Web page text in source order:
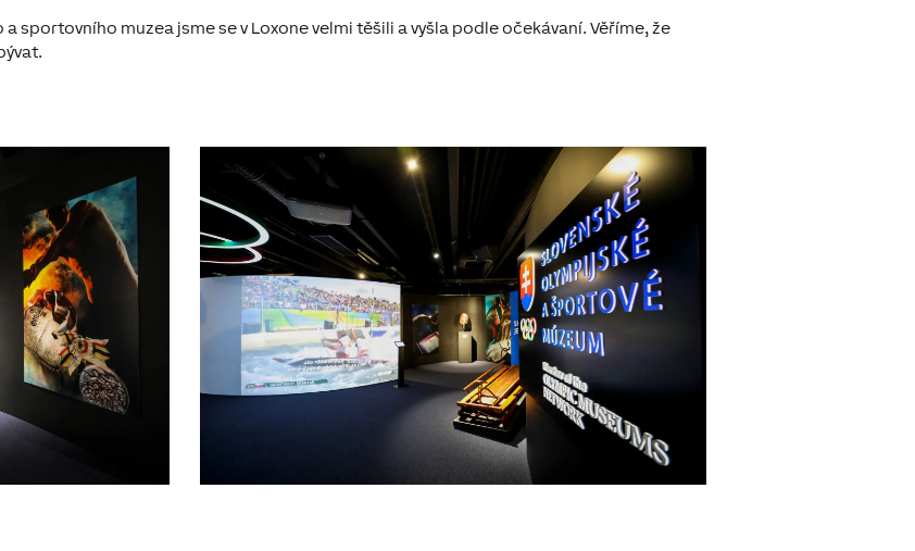
sportovního muzea jsme se v Loxone velmi těšili a vyšla podle očekávaní. Věříme, že